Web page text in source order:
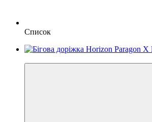
Список